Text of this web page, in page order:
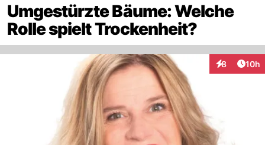
Umgestürzte Bäume: Welche
Rolle spielt Trockenheit?
8
Interaktionen
10h